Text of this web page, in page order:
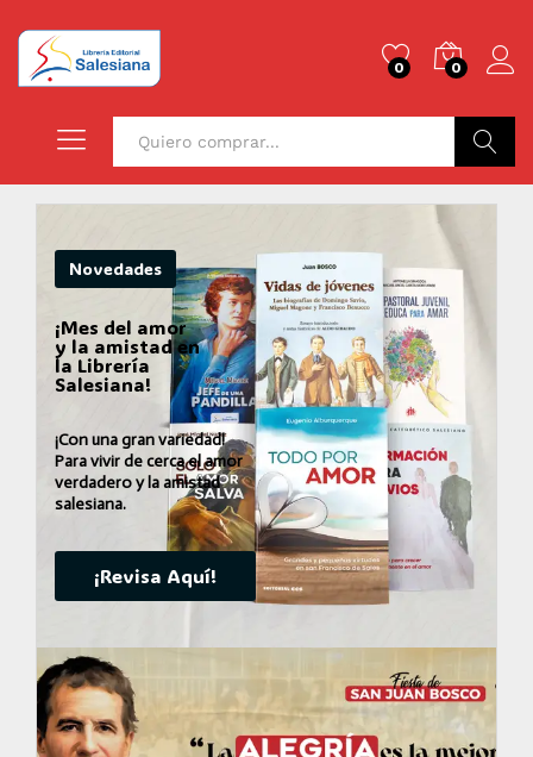
0 0
Novedades
¡Mes del amor
y la amistad en
la Librería
Salesiana!
¡Con una gran variedad!
Para vivir de cerca el amor
verdadero y la amistad
salesiana.
¡Revisa Aquí!